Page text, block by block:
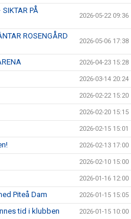
PÅ
2026-05-22 09:36
ROSENGÅRD
2026-05-06 17:38
2026-04-23 15:28
2026-03-14 20:24
2026-02-22 15:20
2026-02-20 15:15
2026-02-15 15:01
2026-02-13 17:00
2026-02-10 15:00
2026-01-16 12:00
Piteå Dam 2026-01-15 15:05
tid i klubben 2026-01-15 10:00